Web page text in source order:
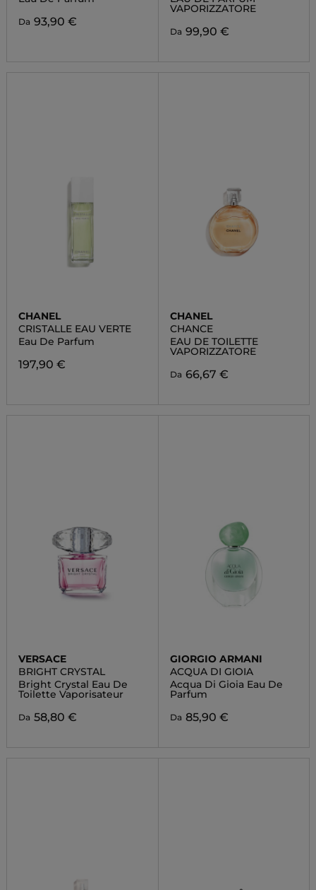
Da 93,90 €
VAPORIZZATORE
Da 99,90 €
CHANEL
CRISTALLE EAU VERTE
Eau De Parfum
197,90 €
CHANEL
CHANCE
EAU DE TOILETTE
VAPORIZZATORE
Da 66,67 €
VERSACE
BRIGHT CRYSTAL
Bright Crystal Eau De
Toilette Vaporisateur
Da 58,80 €
GIORGIO ARMANI
ACQUA DI GIOIA
Acqua Di Gioia Eau De
Parfum
Da 85,90 €